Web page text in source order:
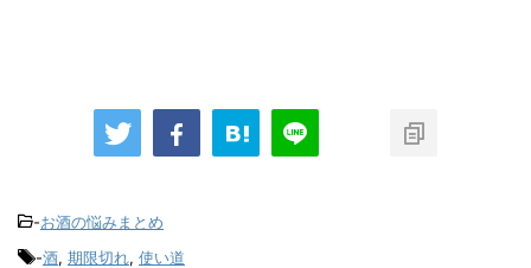
-お酒の悩みまとめ
-酒, 期限切れ, 使い道